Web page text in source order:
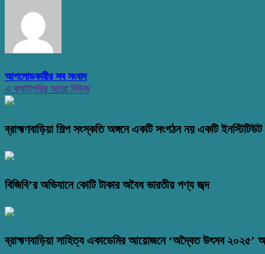
আপলোডকারীর সব সংবাদ
এ ক্যাটাগরির আরো নিউজ
ব্রাহ্মণবাড়িয়া শিল্প সংস্কতি অঙ্গনে একটি সংগঠন নয় একটি ইনস্টিটিউট
বিজিবি’র অভিযানে কোটি টাকার অবৈধ ভারতীয় পণ্য জব্দ
ব্রাহ্মণবাড়িয়া সাহিত্য একাডেমির আয়োজনে ‘অদ্বৈত উৎসব ২০২৫’